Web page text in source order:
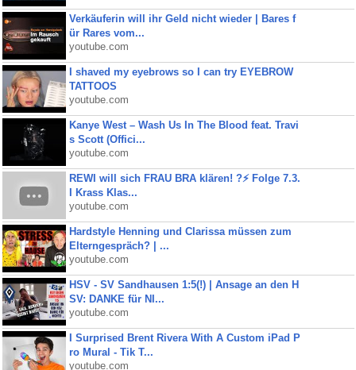
Verkäuferin will ihr Geld nicht wieder | Bares f
ür Rares vom...
youtube.com
I shaved my eyebrows so I can try EYEBROW
TATTOOS
youtube.com
Kanye West – Wash Us In The Blood feat. Travi
s Scott (Offici...
youtube.com
REWI will sich FRAU BRA klären! ?⚡️ Folge 7.3.
I Krass Klas...
youtube.com
Hardstyle Henning und Clarissa müssen zum
Elterngespräch? | ...
youtube.com
HSV - SV Sandhausen 1:5(!) | Ansage an den H
SV: DANKE für NI...
youtube.com
I Surprised Brent Rivera With A Custom iPad P
ro Mural - Tik T...
youtube.com